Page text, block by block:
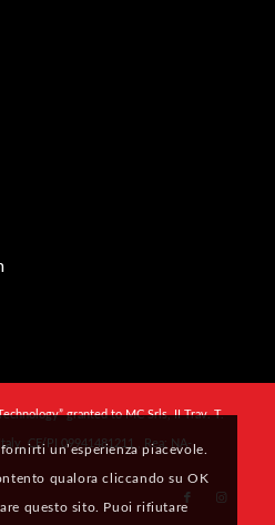
granted to MC Srls, II Trav. T.
CF/PI 09941481211 , Rea: NA-
un’esperienza piacevole.
qualora cliccando su OK
questo sito. Puoi rifiutare